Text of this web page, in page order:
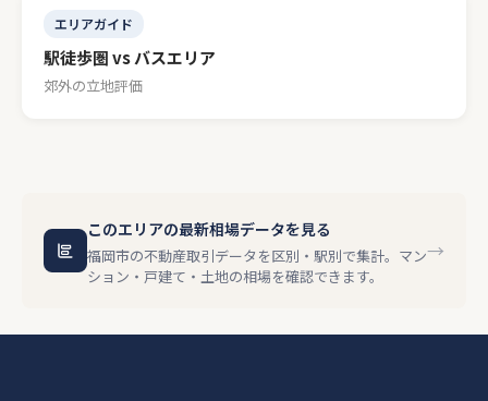
エリアガイド
駅徒歩圏 vs バスエリア
郊外の立地評価
このエリアの最新相場データを見る
福岡市の不動産取引データを区別・駅別で集計。マン
ション・戸建て・土地の相場を確認できます。
→